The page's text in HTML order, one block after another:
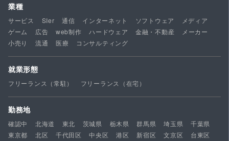
業種
サービス SIer 通信 インターネット ソフトウェア
メディア
ゲーム
広告 web制作 ハードウェア 金融・不動産
メーカー
小売り
流通 医療 コンサルティング
就業形態
フリーランス（常駐） フリーランス（在宅）
勤務地
確認中 北海道 東北 茨城県 栃木県 群馬県 埼玉県
千葉県
東京都
北区 千代田区 中央区 港区 新宿区 文京区
台東区